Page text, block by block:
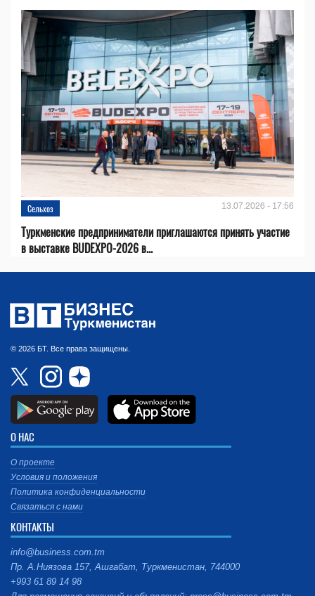
Сельхоз 13.07.2026 - 17:56
Туркменские предприниматели приглашаются принять участие
в выставке BUDEXPO-2026 в...
© 2026 БТ. Все права защищены.
О НАС
О проекте
Условия и положения
Политика конфиденциальности
Связаться с нами
КОНТАКТЫ
info@business.com.tm
Пр. А.Ниязова 157, Ашгабат, Туркменистан, 744000
+993 61 89 14 98